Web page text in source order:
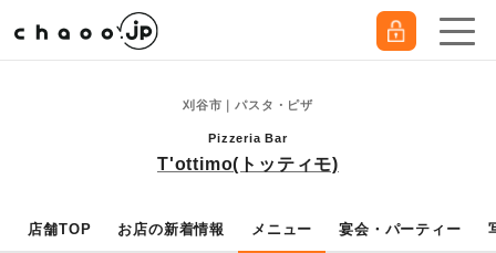
刈谷市｜パスタ・ピザ
Pizzeria Bar
T'ottimo(トッティモ)
店舗TOP お店の新着情報 メニュー 宴会・パーティー